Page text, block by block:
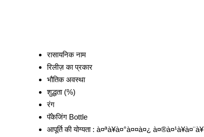
रासायनिक नाम
रिलीज़ का प्रकार
भौतिक अवस्था
शुद्धता (%)
रंग
पॅकेजिंग Bottle
आपूर्ति की योग्यता : à¤ªà¥à¤°à¤¤à¤¿ à¤®à¤¹à¥à¤¨à¥